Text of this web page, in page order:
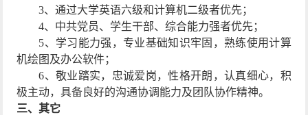
3、通过大学英语六级和计算机二级者优先；
4、中共党员、学生干部、综合能力强者优先；
5、学习能力强，专业基础知识牢固，熟练使用计算
机绘图及办公软件；
6、敬业踏实，忠诚爱岗，性格开朗，认真细心，积
极主动，具备良好的沟通协调能力及团队协作精神。
三、其它